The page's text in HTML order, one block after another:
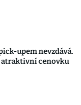
upem nevzdává.
atraktivní cenovku